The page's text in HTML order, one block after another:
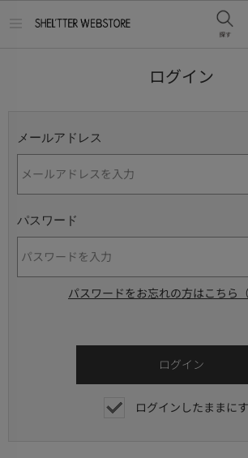
ログイン
メールアドレス
パスワード
パスワードをお忘れの方はこちら（
ログインしたままに